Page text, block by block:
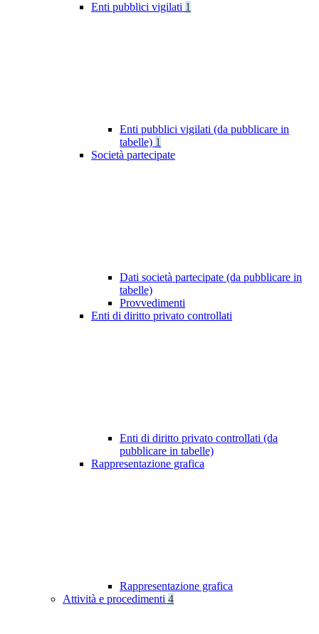
Enti pubblici vigilati 1
Enti pubblici vigilati (da pubblicare in
tabelle) 1
Società partecipate
Dati società partecipate (da pubblicare in
tabelle)
Provvedimenti
Enti di diritto privato controllati
Enti di diritto privato controllati (da
pubblicare in tabelle)
Rappresentazione grafica
Rappresentazione grafica
Attività e procedimenti 4